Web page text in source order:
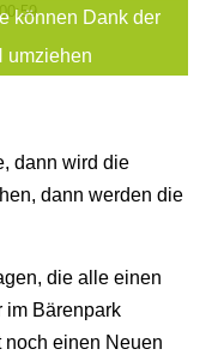
können Dank der
umziehen
dann wird die
dann werden die
die alle einen
im Bärenpark
einen Neuen